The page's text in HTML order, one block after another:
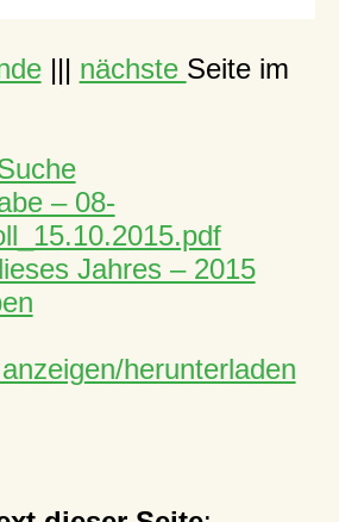
||| nächste Seite im
– 08-
Jahres – 2015
herunterladen